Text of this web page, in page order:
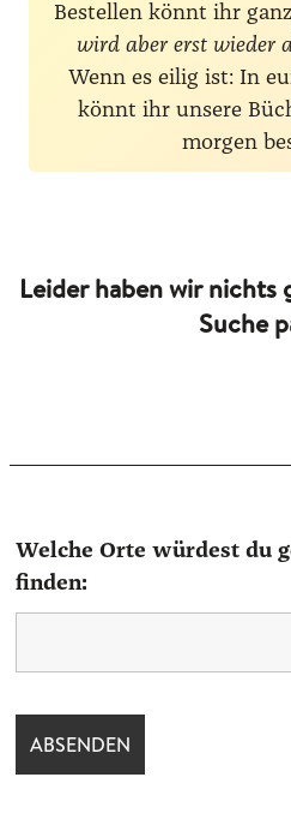
Bestellen könnt ihr
wird aber erst wieder
Wenn es eilig ist: In
könnt ihr unsere
morgen
Leider haben wir nichts
Suche
Welche Orte würdest du
finden: